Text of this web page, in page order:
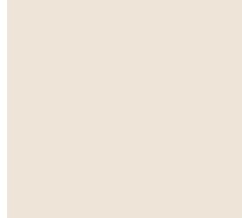
Zie je jezelf al
misschien is dit
en dan kijk ik